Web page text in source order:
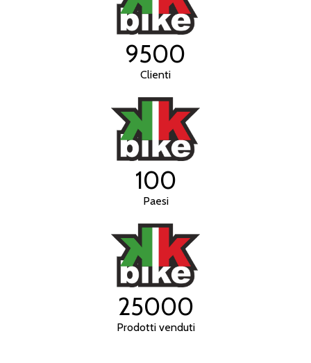
9500
Clienti
100
Paesi
25000
Prodotti venduti